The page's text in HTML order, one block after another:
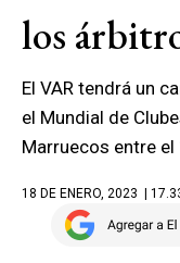
los
El VAR tendrá un
el Mundial de
Marruecos entre
18 DE ENERO, 2023 |